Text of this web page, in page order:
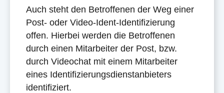
Auch steht den Betroffenen der Weg einer
Post- oder Video-Ident-Identifizierung
offen. Hierbei werden die Betroffenen
durch einen Mitarbeiter der Post, bzw.
durch Videochat mit einem Mitarbeiter
eines Identifizierungsdienstanbieters
identifiziert.